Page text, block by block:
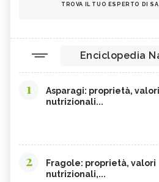
TROVA IL TUO ESPERTO DI
Enciclopedia
1
Asparagi: proprietà, valori
nutrizionali...
2
Fragole: proprietà, valori
nutrizionali,...